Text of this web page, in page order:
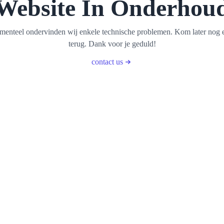
In
ondervinden wij enkele technische problemen. Kom later nog
terug. Dank voor je geduld!
contact us